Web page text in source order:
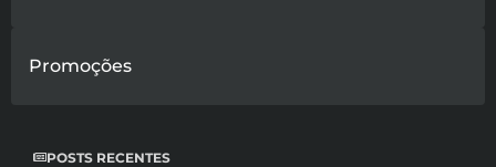
Promoções
POSTS RECENTES